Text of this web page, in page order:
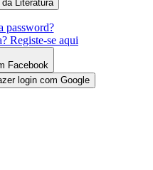
password?
Registe-se aqui
Facebook
login com Google